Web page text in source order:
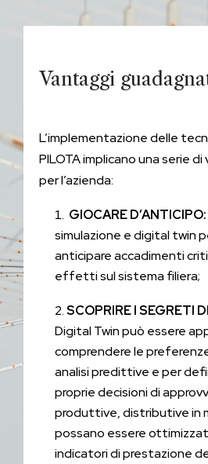
Vantaggi
L’implementazione delle
PILOTA implicano una serie
per l’azienda:
GIOCARE D’ANTICIPO:
simulazione e digital twin
anticipare accadimenti
effetti sul sistema filiera;
SCOPRIRE I SEGRETI
Digital Twin può essere
comprendere le
analisi predittive e per
proprie decisioni di
produttive, distributive in
possano essere
indicatori di prestazione